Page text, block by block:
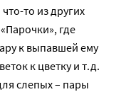
то из других
где
к выпавшей ему
к цветку и т.д.
слепых – пары